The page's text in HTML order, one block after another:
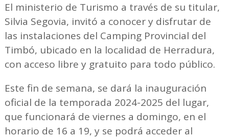
El ministerio de Turismo a través de su titular,
Silvia Segovia, invitó a conocer y disfrutar de
las instalaciones del Camping Provincial del
Timbó, ubicado en la localidad de Herradura,
con acceso libre y gratuito para todo público.
Este fin de semana, se dará la inauguración
oficial de la temporada 2024-2025 del lugar,
que funcionará de viernes a domingo, en el
horario de 16 a 19, y se podrá acceder al